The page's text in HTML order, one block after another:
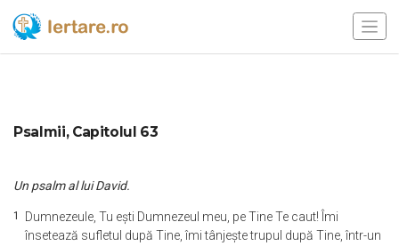
Psalmii, Capitolul 63
Un psalm al lui David.
1 Dumnezeule, Tu eşti Dumnezeul meu, pe Tine Te caut! Îmi
însetează sufletul după Tine, îmi tânjeşte trupul după Tine, într-un